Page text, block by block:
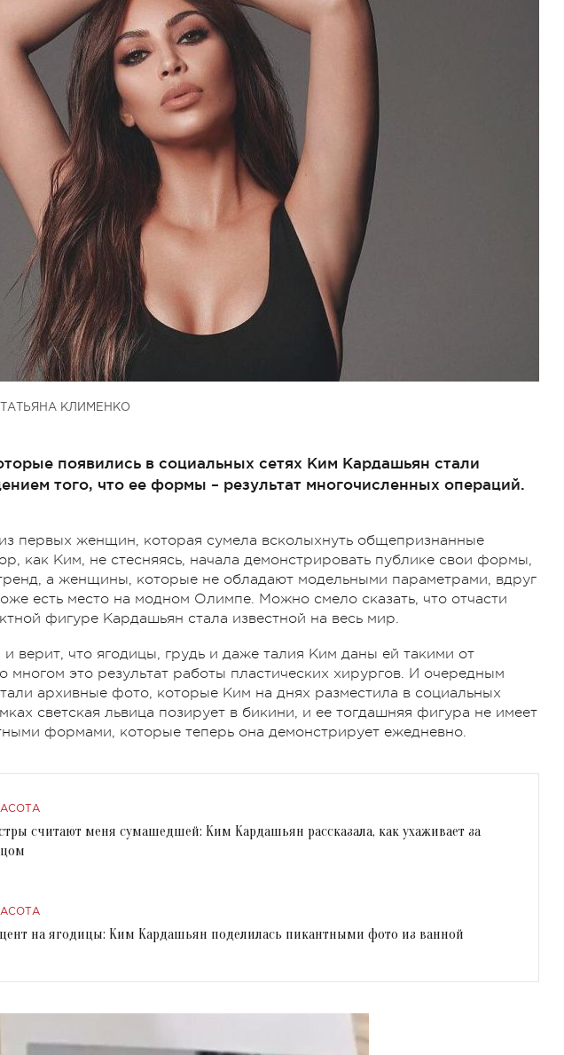
ТАТЬЯНА КЛИМЕНКО
появились в социальных сетях Ким Кардашьян стали
того, что ее формы – результат многочисленных операций.
первых женщин, которая сумела всколыхнуть общепризнанные
как Ким, не стесняясь, начала демонстрировать публике свои формы,
а женщины, которые не обладают модельными параметрами, вдруг
есть место на модном Олимпе. Можно смело сказать, что отчасти
фигуре Кардашьян стала известной на весь мир.
верит, что ягодицы, грудь и даже талия Ким даны ей такими от
это результат работы пластических хирургов. И очередным
архивные фото, которые Ким на днях разместила в социальных
светская львица позирует в бикини, и ее тогдашняя фигура не имеет
формами, которые теперь она демонстрирует ежедневно.
считают меня сумашедшей: Ким Кардашьян рассказала, как ухаживает за
на ягодицы: Ким Кардашьян поделилась пикантными фото из ванной